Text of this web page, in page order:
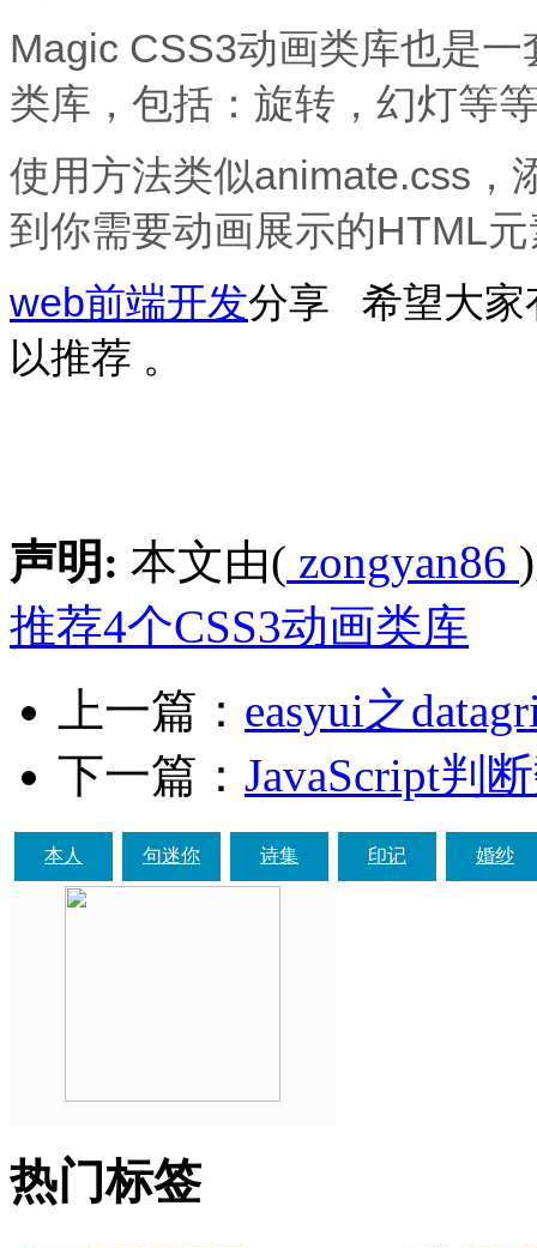
Magic CSS3动画类库也是
类库，包括：旋转，幻灯等
使用方法类似animate.css，
到你需要动画展示的HTML
web前端开发分享 希望大家
以推荐 。
声明: 本文由( zongyan86
推荐4个CSS3动画类库
上一篇： easyui之
下一篇： JavaScript判
本人 句迷你 诗集 印记 婚纱
热门标签